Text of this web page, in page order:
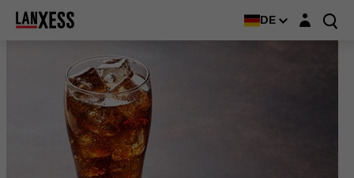
DE Login-Maske